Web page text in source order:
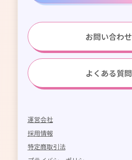
お問い合わせ
よくある質問
運営会社
採用情報
特定商取引法